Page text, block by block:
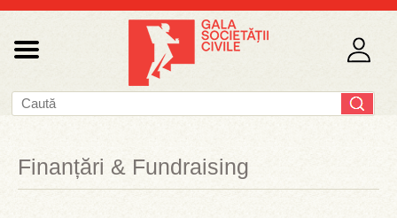
Finanțări & Fundraising